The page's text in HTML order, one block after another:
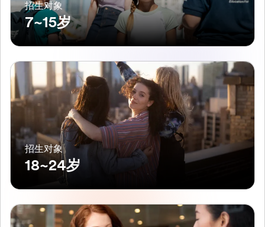
招生对象
7~15岁
招生对象
18~24岁